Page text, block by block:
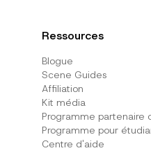
Ressources
Blogue
Scene Guides
Affiliation
Kit média
Programme partenaire
Programme pour
Centre d'aide